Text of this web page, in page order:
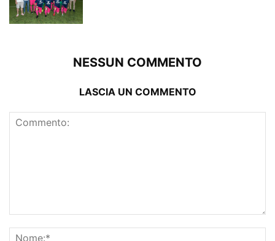
NESSUN COMMENTO
LASCIA UN COMMENTO